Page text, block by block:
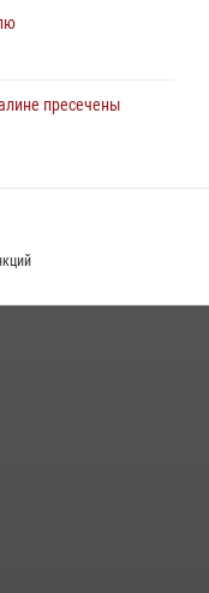
пресечены